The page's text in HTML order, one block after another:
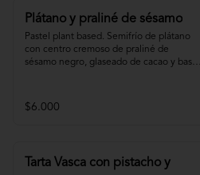
Plátano y praliné de sésamo
Pastel plant based. Semifrío de plátano
con centro cremoso de praliné de
sésamo negro, glaseado de cacao y base
$6.000
Tarta Vasca con pistacho y